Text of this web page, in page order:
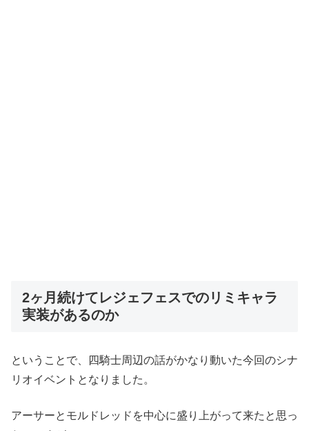
2ヶ月続けてレジェフェスでのリミキャラ
実装があるのか
ということで、四騎士周辺の話がかなり動いた今回のシナ
リオイベントとなりました。
アーサーとモルドレッドを中心に盛り上がって来たと思っ